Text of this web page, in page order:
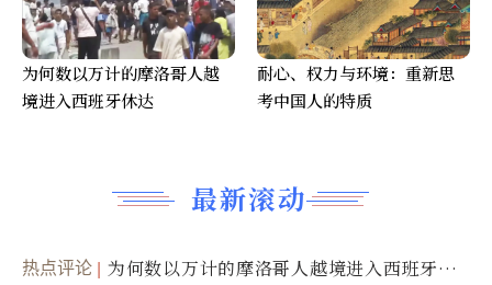
最新滚动
热点评论
为何数以万计的摩洛哥人越境进入西班牙休
为何数以万计的摩洛哥人越
境进入西班牙休达
耐心、权力与环境：重新思
考中国人的特质